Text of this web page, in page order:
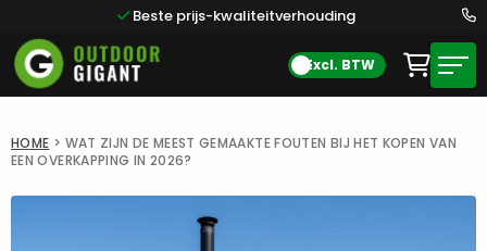
Beste prijs-kwaliteitverhouding
Excl. BTW
HOME > WAT ZIJN DE MEEST GEMAAKTE FOUTEN BIJ HET KOPEN VAN
EEN OVERKAPPING IN 2026?